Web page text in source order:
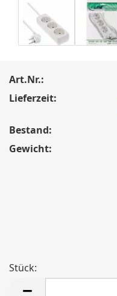
Art.Nr.:
Lieferzeit:
Bestand:
Gewicht:
Stück: